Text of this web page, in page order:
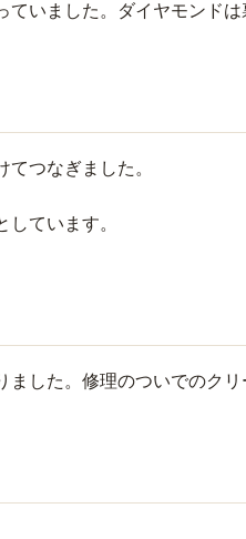
いました。ダイヤモンド
つなぎました。
ています。
した。修理のついでのクリ